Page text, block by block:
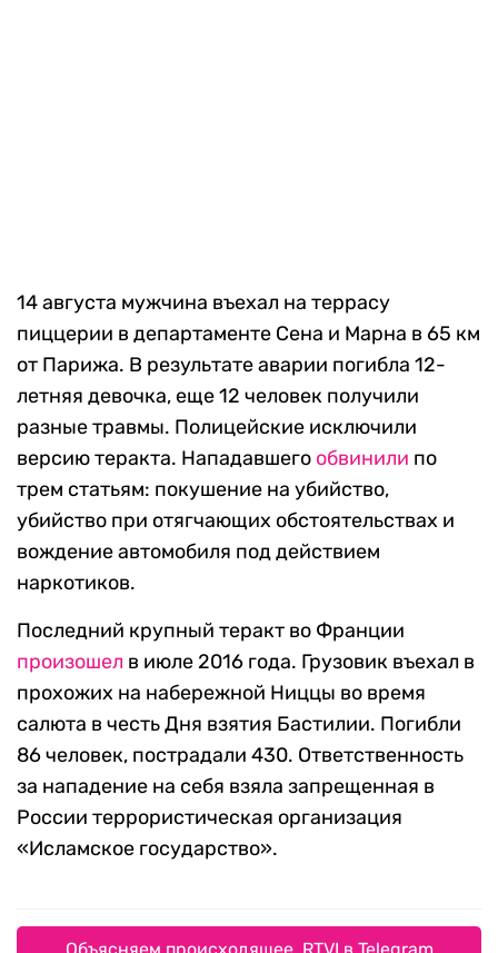
14 августа мужчина въехал на террасу
пиццерии в департаменте Сена и Марна в 65 км
от Парижа. В результате аварии погибла 12-
летняя девочка, еще 12 человек получили
разные травмы. Полицейские исключили
версию теракта. Нападавшего обвинили по
трем статьям: покушение на убийство,
убийство при отягчающих обстоятельствах и
вождение автомобиля под действием
наркотиков.
Последний крупный теракт во Франции
произошел в июле 2016 года. Грузовик въехал в
прохожих на набережной Ниццы во время
салюта в честь Дня взятия Бастилии. Погибли
86 человек, пострадали 430. Ответственность
за нападение на себя взяла запрещенная в
России террористическая организация
«Исламское государство».